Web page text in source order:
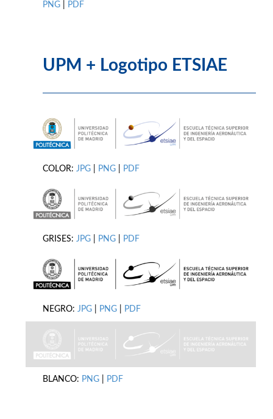
PNG
PDF
UPM + Logotipo ETSIAE
COLOR: JPG PNG PDF
GRISES: JPG PNG PDF
NEGRO: JPG PNG PDF
BLANCO: PNG PDF